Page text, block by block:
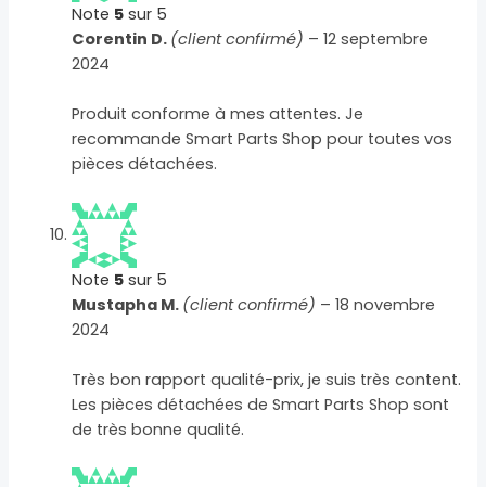
Note 5 sur 5
Corentin D. (client confirmé) – 12 septembre
2024
Produit conforme à mes attentes. Je
recommande Smart Parts Shop pour toutes vos
pièces détachées.
Note 5 sur 5
Mustapha M. (client confirmé) – 18 novembre
2024
Très bon rapport qualité-prix, je suis très content.
Les pièces détachées de Smart Parts Shop sont
de très bonne qualité.